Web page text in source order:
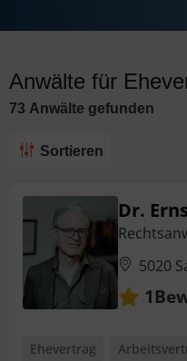
Anwälte für
73 Anwälte gefunden
Sortieren
Dr.
5020
1
Ehevertrag